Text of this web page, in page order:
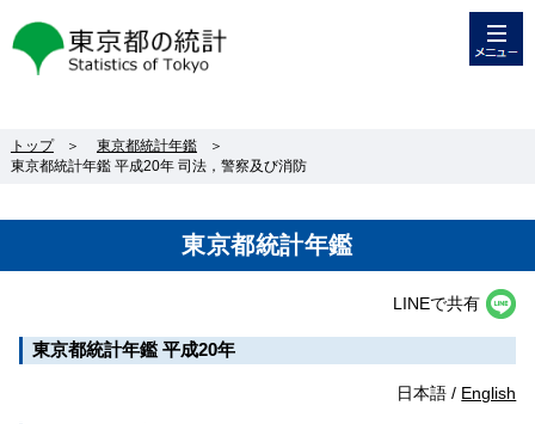
東京都の統計
トップ ＞ 東京都統計年鑑
＞
東京都統計年鑑 平成20年 司法，警察及び消防
東京都統計年鑑
LINEで共有
東京都統計年鑑 平成20年
日本語 / English